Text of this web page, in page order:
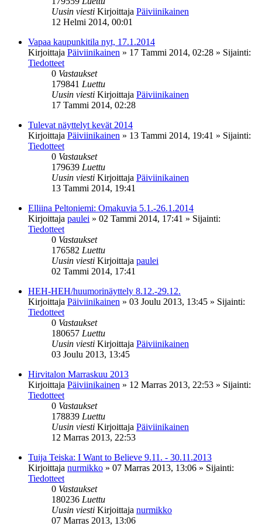
Uusin viesti Kirjoittaja Päiviinikainen
12 Helmi 2014, 00:01
Vapaa kaupunkitila nyt, 17.1.2014
Kirjoittaja Päiviinikainen » 17 Tammi 2014, 02:28 » Sijainti:
Tiedotteet
0 Vastaukset
179841 Luettu
Uusin viesti Kirjoittaja Päiviinikainen
17 Tammi 2014, 02:28
Tulevat näyttelyt kevät 2014
Kirjoittaja Päiviinikainen » 13 Tammi 2014, 19:41 » Sijainti:
Tiedotteet
0 Vastaukset
179639 Luettu
Uusin viesti Kirjoittaja Päiviinikainen
13 Tammi 2014, 19:41
Elliina Peltoniemi: Omakuvia 5.1.-26.1.2014
Kirjoittaja paulei » 02 Tammi 2014, 17:41 » Sijainti:
Tiedotteet
0 Vastaukset
176582 Luettu
Uusin viesti Kirjoittaja paulei
02 Tammi 2014, 17:41
HEH-HEH/huumorinäyttely 8.12.-29.12.
Kirjoittaja Päiviinikainen » 03 Joulu 2013, 13:45 » Sijainti:
Tiedotteet
0 Vastaukset
180657 Luettu
Uusin viesti Kirjoittaja Päiviinikainen
03 Joulu 2013, 13:45
Hirvitalon Marraskuu 2013
Kirjoittaja Päiviinikainen » 12 Marras 2013, 22:53 » Sijainti:
Tiedotteet
0 Vastaukset
178839 Luettu
Uusin viesti Kirjoittaja Päiviinikainen
12 Marras 2013, 22:53
Tuija Teiska: I Want to Believe 9.11. - 30.11.2013
Kirjoittaja nurmikko » 07 Marras 2013, 13:06 » Sijainti:
Tiedotteet
0 Vastaukset
180236 Luettu
Uusin viesti Kirjoittaja nurmikko
07 Marras 2013, 13:06